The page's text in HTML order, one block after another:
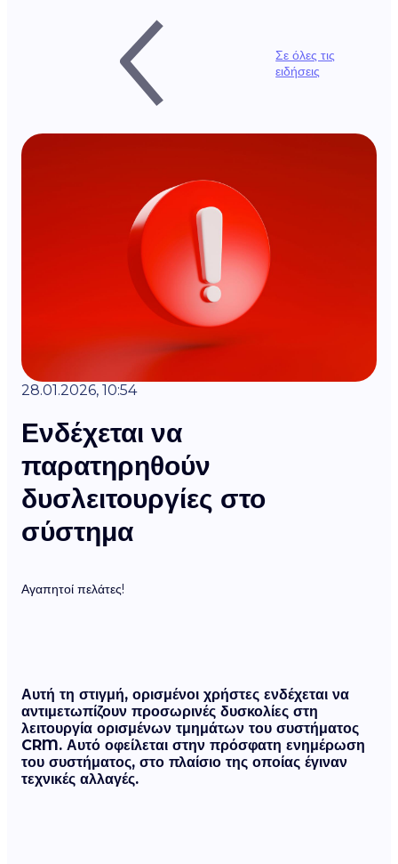
Σε όλες τις
ειδήσεις
28.01.2026, 10:54
Ενδέχεται να
παρατηρηθούν
δυσλειτουργίες στο
σύστημα
Αγαπητοί πελάτες!
Αυτή τη στιγμή, ορισμένοι χρήστες ενδέχεται να
αντιμετωπίζουν προσωρινές δυσκολίες στη
λειτουργία ορισμένων τμημάτων του συστήματος
CRM. Αυτό οφείλεται στην πρόσφατη ενημέρωση
του συστήματος, στο πλαίσιο της οποίας έγιναν
τεχνικές αλλαγές.